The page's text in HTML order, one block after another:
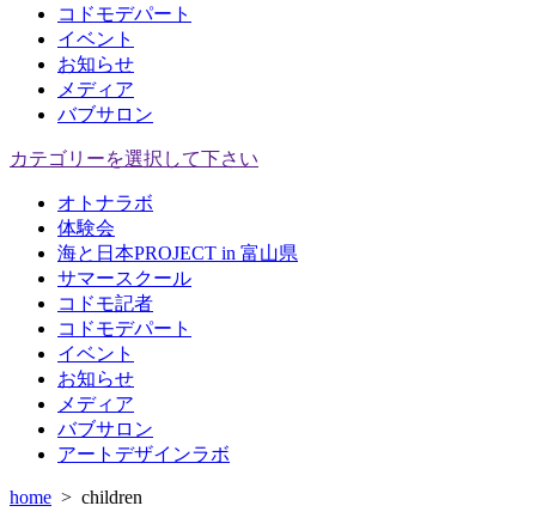
コドモデパート
イベント
お知らせ
メディア
バブサロン
カテゴリーを選択して下さい
オトナラボ
体験会
海と日本PROJECT in 富山県
サマースクール
コドモ記者
コドモデパート
イベント
お知らせ
メディア
バブサロン
アートデザインラボ
home > children